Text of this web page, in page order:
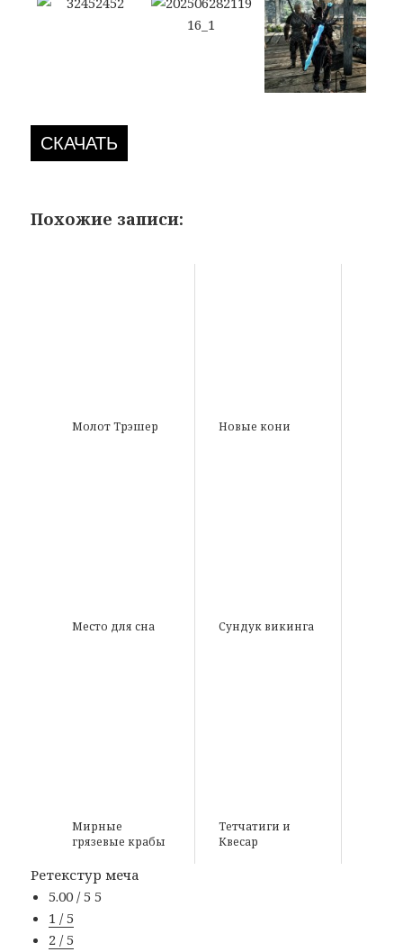
СКАЧАТЬ
Похожие записи:
Молот Трэшер Новые кони
Место для сна Сундук викинга
Мирные
грязевые крабы
Тетчатиги и
Квесар
Ретекстур меча
5.00 / 55
1 / 5
2 / 5